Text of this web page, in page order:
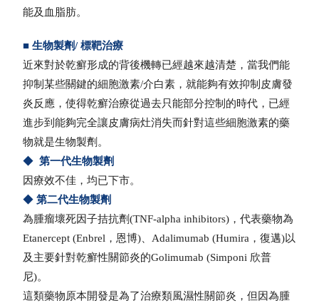
能及血脂肪。
■生物製劑/ 標靶治療
近來對於乾癬形成的背後機轉已經越來越清楚，當我們能
抑制某些關鍵的細胞激素/介白素，就能夠有效抑制皮膚發
炎反應，使得乾癬治療從過去只能部分控制的時代，已經
進步到能夠完全讓皮膚病灶消失而針對這些細胞激素的藥
物就是生物製劑。
◆ 第一代生物製劑
因療效不佳，均已下市。
◆第二代生物製劑
為腫瘤壞死因子拮抗劑(TNF-alpha inhibitors)，代表藥物為
Etanercept (Enbrel，恩博)、Adalimumab (Humira，復邁)以
及主要針對乾癬性關節炎的Golimumab (Simponi 欣普
尼)。
這類藥物原本開發是為了治療類風濕性關節炎，但因為腫